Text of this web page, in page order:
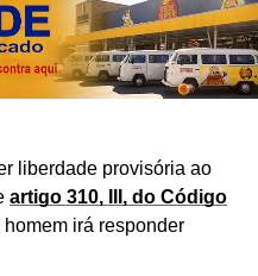
liberdade provisória ao
artigo 310, III, do Código
homem irá responder